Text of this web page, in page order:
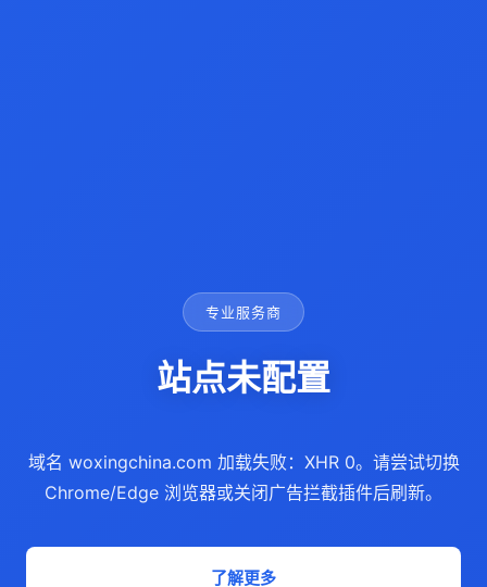
专业服务商
站点未配置
域名 woxingchina.com 加载失败：XHR 0。请尝试切换
Chrome/Edge 浏览器或关闭广告拦截插件后刷新。
了解更多